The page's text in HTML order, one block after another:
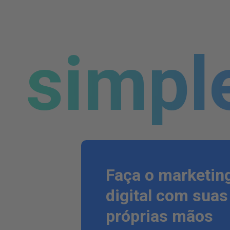
Faça o
digital com suas
próprias mãos